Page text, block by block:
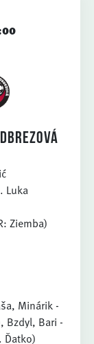
Luka
Ziemba)
Minárik -
Bzdyl, Bari -
Ďatko)